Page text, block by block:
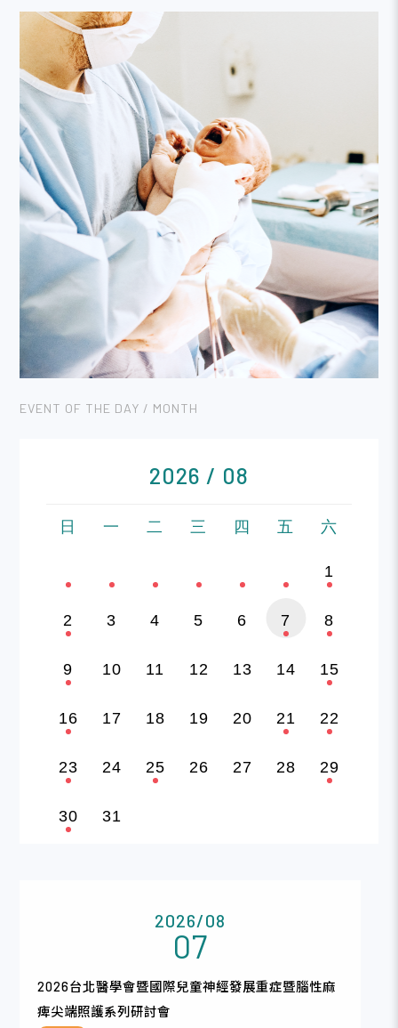
本網站建議以Firefox或Google Chrome等瀏覽器瀏覽。
2026.06.03 學會會務
6/7 (日) 上午【2026 AT (America-Taiwan) Joint Conference】
相關視訊及簽到連結
2026.05.22 傳染病專區
轉知疾管署公告: 我國首次確診M痘Ib分支病毒境外移入個案，呼
籲有風險行為者儘速接種2劑M痘疫苗
EVENT OF THE DAY / MONTH
2026/08
07
2026台北醫學會暨國際兒童神經發展重症暨腦性麻
痺尖端照護系列研討會
2026 / 08
日 一 二 三 四 五 六
1
2 3 4 5 6 7 8
9 10 11 12 13 14 15
16 17 18 19 20 21 22
23 24 25 26 27 28 29
30 31